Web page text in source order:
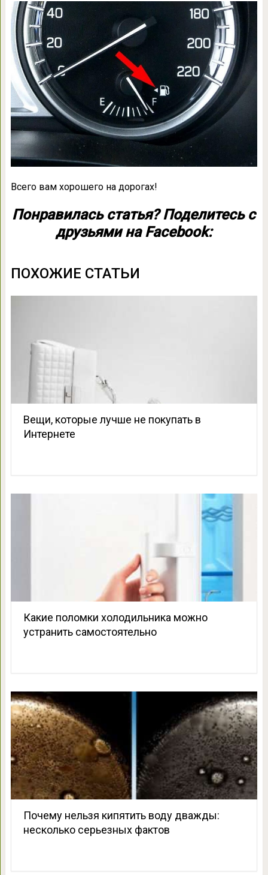
Всего вам хорошего на дорогах!
Понравилась статья? Поделитесь с
друзьями на Facebook:
ПОХОЖИЕ СТАТЬИ
Вещи, которые лучше не покупать в
Интернете
Какие поломки холодильника можно
устранить самостоятельно
Почему нельзя кипятить воду дважды:
несколько серьезных фактов